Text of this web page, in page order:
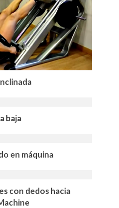
baja
en máquina
con dedos hacia